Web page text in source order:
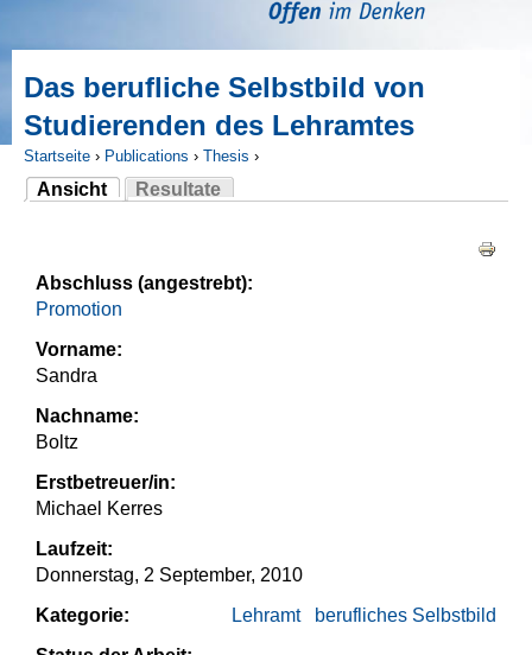
Das berufliche Selbstbild von
Studierenden des Lehramtes
Sie sind hier
Startseite › Publications › Thesis ›
Ansicht
(aktiver Reiter)
Resultate
Abschluss (angestrebt):
Promotion
Vorname:
Sandra
Nachname:
Boltz
Erstbetreuer/in:
Michael Kerres
Laufzeit:
Donnerstag, 2 September, 2010
Kategorie:
berufliches Selbstbild
Lehramt